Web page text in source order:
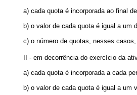
a) cada quota é incorporada ao final
b) o valor de cada quota é igual a um
c) o número de quotas, nesses
II - em decorrência do exercício da
a) cada quota é incorporada a cada
b) o valor de cada quota é igual a um